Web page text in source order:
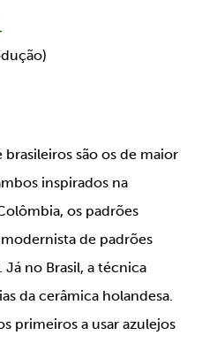
são os de maior
inspirados na
os padrões
de padrões
no Brasil, a técnica
da cerâmica holandesa.
primeiros a usar azulejos